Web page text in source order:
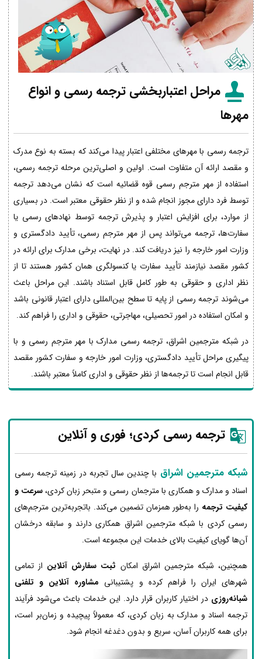
مراحل اعتباربخشی ترجمه رسمی و انواع
مهرها
ترجمه رسمی با مهرهای مختلفی اعتبار پیدا می‌کند که بسته به نوع مدرک
و مقصد ارائه آن متفاوت است. اولین و اصلی‌ترین مرحله ترجمه رسمی،
استفاده از مهر مترجم رسمی قوه قضائیه است که نشان می‌دهد ترجمه
توسط فرد دارای مجوز انجام شده و از نظر حقوقی معتبر است. در بسیاری
از موارد، برای افزایش اعتبار و پذیرش ترجمه توسط نهادهای رسمی یا
سفارت‌ها، ترجمه می‌تواند پس از مهر مترجم رسمی، تأیید دادگستری و
وزارت امور خارجه را نیز دریافت کند. در نهایت، برخی مدارک برای ارائه در
کشور مقصد نیازمند تأیید سفارت یا کنسولگری همان کشور هستند تا از
نظر اداری و حقوقی به طور کامل قابل استناد باشند. این مراحل باعث
می‌شوند ترجمه رسمی از پایه تا سطح بین‌المللی دارای اعتبار قانونی باشد
و امکان استفاده در امور تحصیلی، مهاجرتی، حقوقی و اداری را فراهم کند.
در شبکه مترجمین اشراق، ترجمه رسمی مدارک با مهر مترجم رسمی و با
پیگیری مراحل تأیید دادگستری، وزارت امور خارجه و سفارت کشور مقصد
قابل انجام است تا ترجمه‌ها از نظر حقوقی و اداری کاملاً معتبر باشند.
ترجمه رسمی کردی؛ فوری و آنلاین
شبکه مترجمین اشراق با چندین سال تجربه در زمینه ترجمه رسمی
اسناد و مدارک و همکاری با مترجمان رسمی و متبحر زبان کردی،سرعت و
کیفیت ترجمه را به‌طور همزمان تضمین می‌کند. باتجربه‌ترین مترجم‌های
رسمی کردی با شبکه مترجمین اشراق همکاری دارند و سابقه درخشان
آن‌ها گویای کیفیت بالای خدمات این مجموعه است.
همچنین، شبکه مترجمین اشراق امکان ثبت سفارش آنلاین از تمامی
شهرهای ایران را فراهم کرده و پشتیبانی مشاوره آنلاین و تلفنی
شبانه‌روزی در اختیار کاربران قرار دارد. این خدمات باعث می‌شود فرآیند
ترجمه اسناد و مدارک به زبان کردی، که معمولاً پیچیده و زمان‌بر است،
برای همه کاربران آسان، سریع و بدون دغدغه انجام شود.